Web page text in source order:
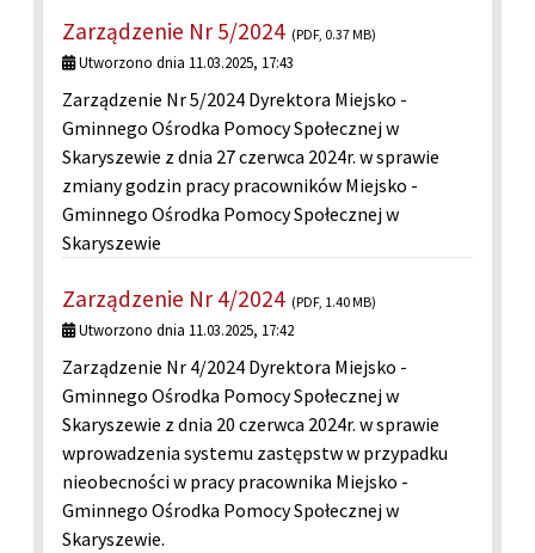
Zarządzenie Nr 5/2024 (PDF, 0.37 MB)
Utworzono dnia 11.03.2025, 17:43
Zarządzenie Nr 5/2024 Dyrektora Miejsko -
Gminnego Ośrodka Pomocy Społecznej w
Skaryszewie z dnia 27 czerwca 2024r. w sprawie
zmiany godzin pracy pracowników Miejsko -
Gminnego Ośrodka Pomocy Społecznej w
Skaryszewie
Zarządzenie Nr 4/2024 (PDF, 1.40 MB)
Utworzono dnia 11.03.2025, 17:42
Zarządzenie Nr 4/2024 Dyrektora Miejsko -
Gminnego Ośrodka Pomocy Społecznej w
Skaryszewie z dnia 20 czerwca 2024r. w sprawie
wprowadzenia systemu zastępstw w przypadku
nieobecności w pracy pracownika Miejsko -
Gminnego Ośrodka Pomocy Społecznej w
Skaryszewie.